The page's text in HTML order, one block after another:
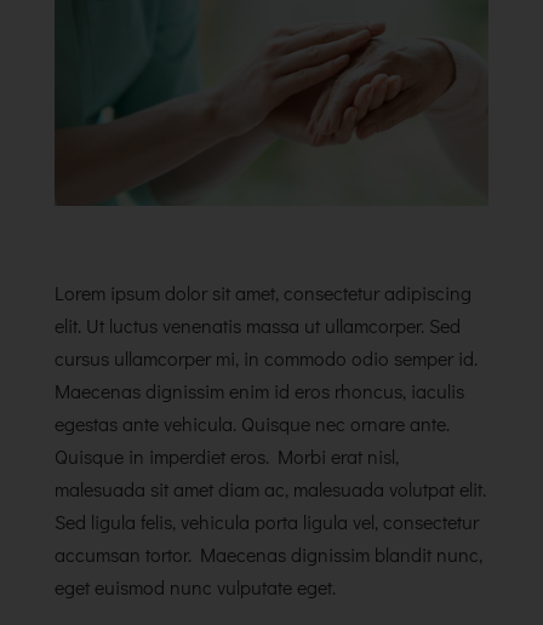
Lorem ipsum dolor sit amet, consectetur adipiscing
elit. Ut luctus venenatis massa ut ullamcorper. Sed
cursus ullamcorper mi, in commodo odio semper id.
Maecenas dignissim enim id eros rhoncus, iaculis
egestas ante vehicula. Quisque nec ornare ante.
Quisque in imperdiet eros. Morbi erat nisl,
malesuada sit amet diam ac, malesuada volutpat elit.
Sed ligula felis, vehicula porta ligula vel, consectetur
accumsan tortor. Maecenas dignissim blandit nunc,
eget euismod nunc vulputate eget.